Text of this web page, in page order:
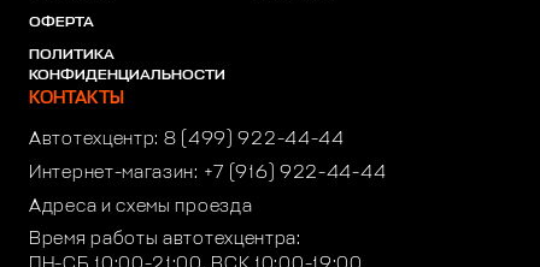
ОФЕРТА
ПОЛИТИКА
КОНФИДЕНЦИАЛЬНОСТИ
КОНТАКТЫ
Автотехцентр: 8 (499) 922-44-44
Интернет-магазин: +7 (916) 922-44-44
Адреса и схемы проезда
Время работы автотехцентра: